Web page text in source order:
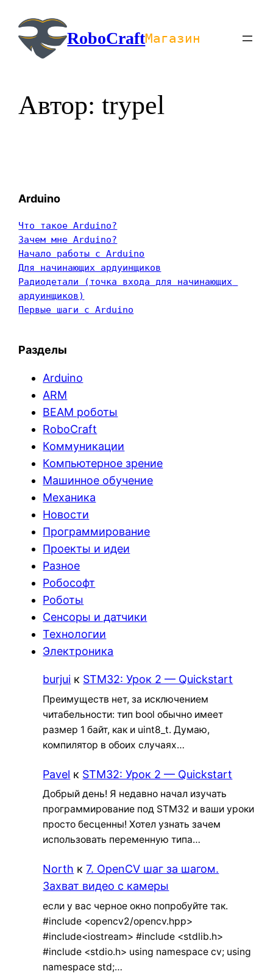
содержимомуRoboCraftМагазин
Автор:trypel
Arduino
Что такое Arduino?
Зачем мне Arduino?
Начало работы с Arduino
Для начинающих ардуинщиков
Радиодетали (точка входа для начинающих
ардуинщиков)
Первые шаги с Arduino
Разделы
Arduino
ARM
BEAM роботы
RoboCraft
Коммуникации
Компьютерное зрение
Машинное обучение
Механика
Новости
Программирование
Проекты и идеи
Разное
Робософт
Роботы
Сенсоры и датчики
Технологии
Электроника
burjui к STM32: Урок 2 — Quickstart
Преимуществ нет, за исключением
читабельности: тип bool обычно имеет
размер 1 байт, как и uint8_t. Думаю,
компилятор в обоих случаях…
Pavel к STM32: Урок 2 — Quickstart
Добрый день! Я недавно начал изучать
программирование под STM32 и ваши уроки
просто бесценны! Хотел узнать зачем
использовать переменную типа…
North к7. OpenCV шаг за шагом.
Захват видео с камеры
если у вас черное окно попробуйте так.
#include <opencv2/opencv.hpp>
#include<iostream> #include <stdlib.h>
#include <stdio.h> using namespace cv; using
namespace std;…